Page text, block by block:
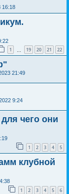
16:18
1 19 20 21 22
21:49
9:24
чего они
1 2 3 4 5
клубной
1 2 3 4 5 6